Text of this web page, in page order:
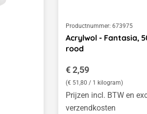
Productnummer: 673975
Acrylwol - Fantasia,
rood
Normale prijs:
€ 2,59
(€ 51,80 / 1 kilogram)
Prijzen incl. BTW en
verzendkosten